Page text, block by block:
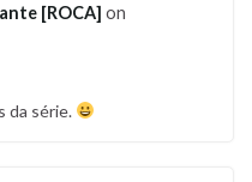
[ROCA] on
da série.